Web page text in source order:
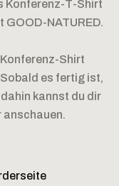
Konferenz-T-Shirt
NATURED.
Shirt
es fertig ist,
kannst du dir
anschauen.